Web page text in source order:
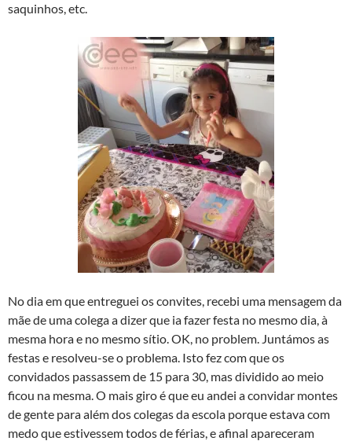
saquinhos, etc.
No dia em que entreguei os convites, recebi uma mensagem da
mãe de uma colega a dizer que ia fazer festa no mesmo dia, à
mesma hora e no mesmo sí­tio. OK, no problem. Juntámos as
festas e resolveu-se o problema. Isto fez com que os
convidados passassem de 15 para 30, mas dividido ao meio
ficou na mesma. O mais giro é que eu andei a convidar montes
de gente para além dos colegas da escola porque estava com
medo que estivessem todos de férias, e afinal apareceram